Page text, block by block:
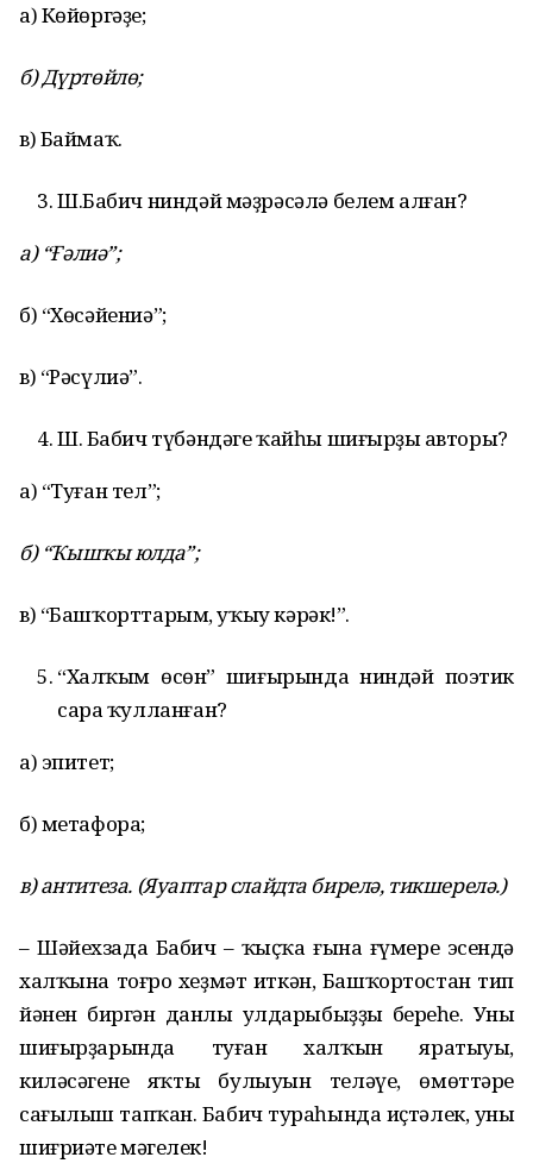
а) Көйөргәҙе;
б) Дүртөйлө;
в) Баймаҡ.
Ш.Бабич ниндәй мәҙрәсәлә белем алған?
а) “Ғәлиә”;
б) “Хөсәйениә”;
в) “Рәсүлиә”.
Ш. Бабич түбәндәге ҡайһы шиғырҙың авторы?
а) “Туған тел”;
б) “Ҡышҡыюлда”;
в) “Башҡорттарым, уҡыу кәрәк!”.
“Халҡым өсөн” шиғырында ниндәй поэтик
сара ҡулланған?
а) эпитет;
б) метафора;
в) антитеза. (Яуаптар слайдта бирелә, тикшерелә.)
– Шәйехзада Бабич – ҡыҫҡа ғына ғүмере эсендә
халҡына тоғро хеҙмәт иткән, Башҡортостан тип
йәнен биргән данлы улдарыбыҙҙың береһе. Уның
шиғырҙарында туған халҡын яратыуы,
киләсәгенең яҡты булыуын теләүе, өмөттәре
сағылыш тапҡан. Бабич тураһында иҫтәлек, уның
шиғриәте мәңгелек!